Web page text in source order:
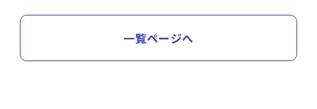
一覧ページへ